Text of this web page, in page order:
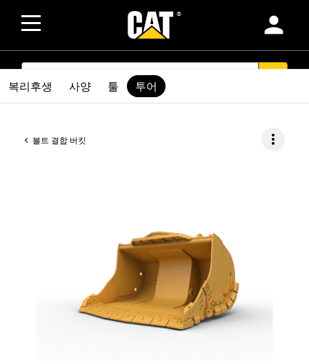
person
SEARCH
볼트 결합 버킷 more_vert
복리후생 사양 툴 투어